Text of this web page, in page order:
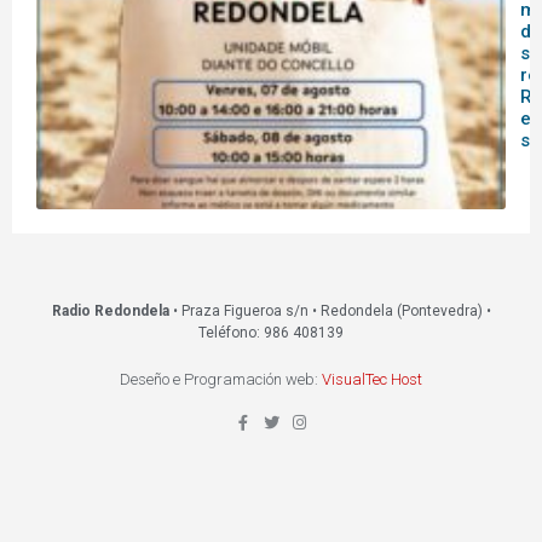
Radio Redondela• Praza Figueroa s/n • Redondela (Pontevedra) •
Teléfono: 986 408139
Deseño e Programación web: VisualTec Host